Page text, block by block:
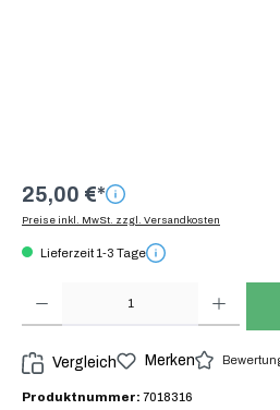
25,00 €*
Preise inkl. MwSt. zzgl. Versandkosten
Lieferzeit 1-3 Tage
Vergleich Merken
Produktnummer: 7018316